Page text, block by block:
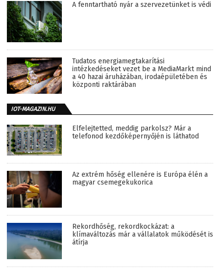
A fenntartható nyár a szervezetünket is védi
Tudatos energiamegtakarítási
intézkedéseket vezet be a MediaMarkt mind
a 40 hazai áruházában, irodaépületében és
központi raktárában
IOT-MAGAZIN.HU
Elfelejtetted, meddig parkolsz? Már a
telefonod kezdőképernyőjén is láthatod
Az extrém hőség ellenére is Európa élén a
magyar csemegekukorica
Rekordhőség, rekordkockázat: a
klímaváltozás már a vállalatok működését is
átírja